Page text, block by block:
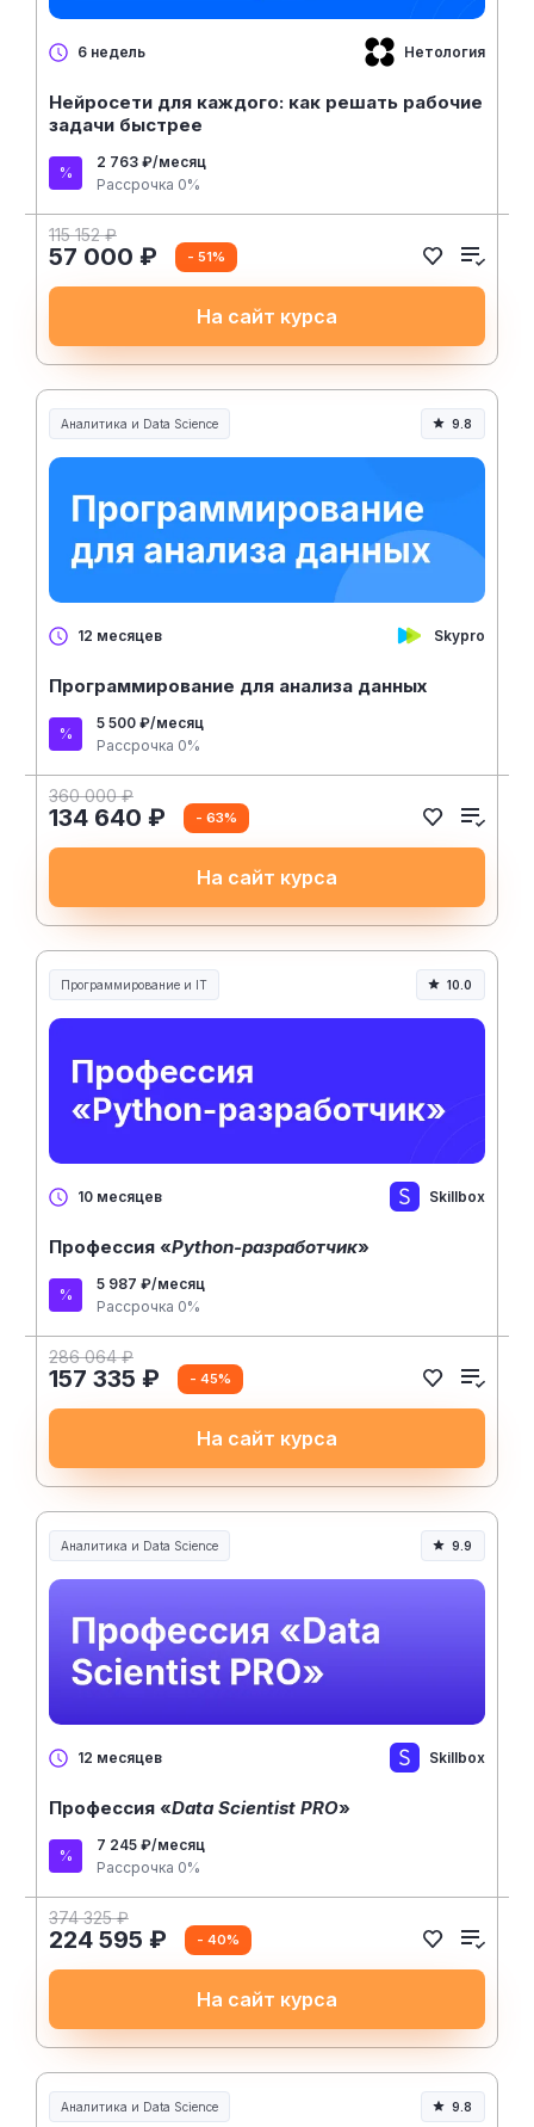
6 недель Нетология
Нейросети для каждого: как решать рабочие
задачи быстрее
2 763 ₽/месяц
Рассрочка 0%
115 152 ₽
57 000 ₽ - 51%
На сайт курса
Аналитика и Data Science 9.8
12 месяцев Skypro
Программирование для анализа данных
5 500 ₽/месяц
Рассрочка 0%
360 000 ₽
134 640 ₽ - 63%
На сайт курса
Программирование и IT 10.0
10 месяцев Skillbox
Профессия «Python-разработчик»
5 987 ₽/месяц
Рассрочка 0%
286 064 ₽
157 335 ₽ - 45%
На сайт курса
Аналитика и Data Science 9.9
12 месяцев Skillbox
Профессия «Data Scientist PRO»
7 245 ₽/месяц
Рассрочка 0%
374 325 ₽
224 595 ₽ - 40%
На сайт курса
Аналитика и Data Science 9.8